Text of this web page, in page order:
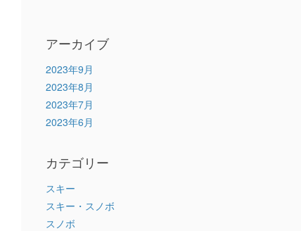
アーカイブ
2023年9月
2023年8月
2023年7月
2023年6月
カテゴリー
スキー
スキー・スノボ
スノボ